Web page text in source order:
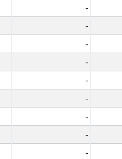
-
-
-
-
-
-
-
-
-